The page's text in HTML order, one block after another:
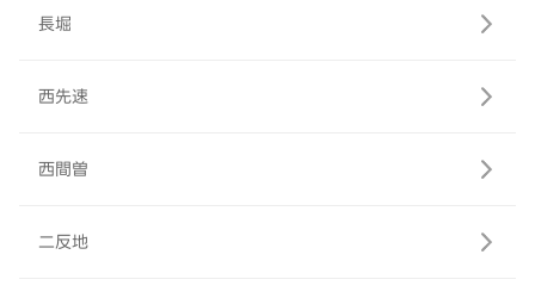
長堀
西先速
西間曽
二反地